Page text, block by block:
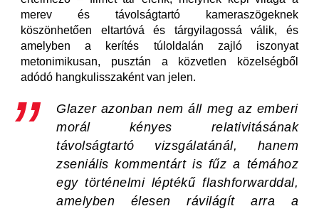
merev és távolságtartó kameraszögeknek
köszönhetően eltartóvá és tárgyilagossá válik, és
amelyben a kerítés túloldalán zajló iszonyat
metonimikusan, pusztán a közvetlen közelségből
adódó hangkulisszaként van jelen.
Glazer azonban nem áll meg az emberi
morál kényes relativitásának
távolságtartó vizsgálatánál, hanem
zseniális kommentárt is fűz a témához
egy történelmi léptékű flashforwarddal,
amelyben élesen rávilágít arra a